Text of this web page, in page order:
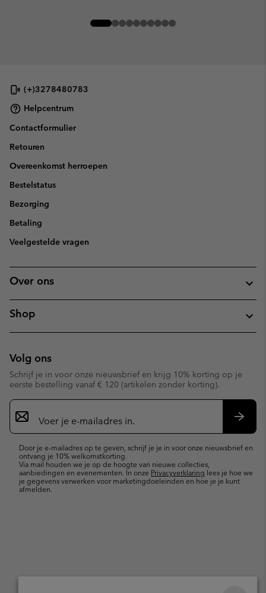
(+)3278480783
Helpcentrum
Contactformulier
Retouren
Overeenkomst herroepen
Bestelstatus
Bezorging
Betaling
Veelgestelde vragen
Over ons
Shop
Volg ons
Schrijf je in voor onze nieuwsbrief en krijg 10% korting op je
eerste bestelling vanaf € 120 (artikelen zonder korting).
Aanmelden
voor
e-
Door je e-mailadres op te geven, schrijf je je in voor onze nieuwsbrief en
ontvang je 10% welkomstkorting.
Via mail houden we je op de hoogte van nieuwe collecties,
aanbiedingen en evenementen. In onze Privacyverklaring lees je hoe we
je gegevens verwerken voor marketingdoeleinden en hoe je je kunt
afmelden.